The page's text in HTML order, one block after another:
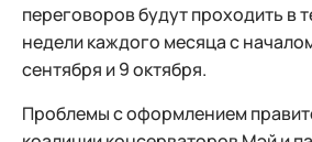
переговоров будут проходить в
недели каждого месяца с
сентября и 9 октября.
Проблемы с оформлением